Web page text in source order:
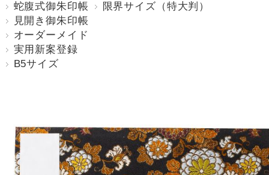
蛇腹式御朱印帳
限界サイズ（特大判）
見開き御朱印帳
オーダーメイド
実用新案登録
B5サイズ